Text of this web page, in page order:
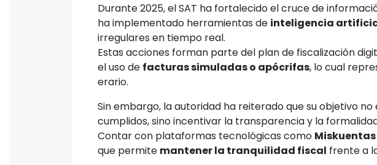
Durante 2025, el SAT ha fortalecido el cruce de
ha implementado herramientas de inteligencia
irregulares en tiempo real.
Estas acciones forman parte del plan de fiscalización
el uso de facturas simuladas o apócrifas, lo cual
erario.
Sin embargo, la autoridad ha reiterado que su objetivo
cumplidos, sino incentivar la transparencia y la
Contar con plataformas tecnológicas como Miskuentas
que permite mantener la tranquilidad fiscal frente a